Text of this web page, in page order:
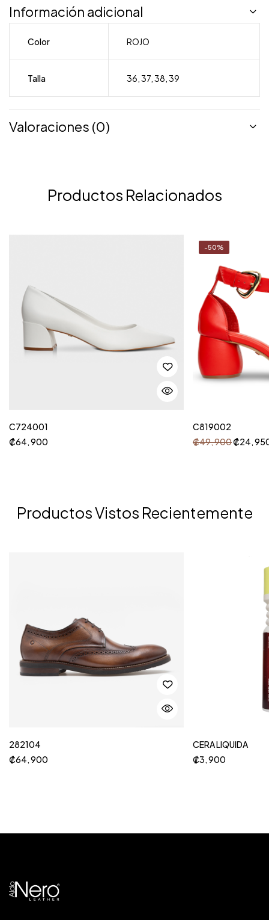
Información adicional
Color ROJO
Talla 36 37 38 39
Valoraciones (0)
Productos Relacionados
C724001
₡64, 900
-50%
C819002
₡49, 900₡24,
Productos Vistos Recientemente
282104
₡64, 900
CERA LIQUIDA
₡3, 900